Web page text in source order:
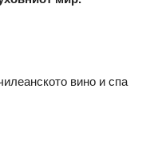
вино и спа